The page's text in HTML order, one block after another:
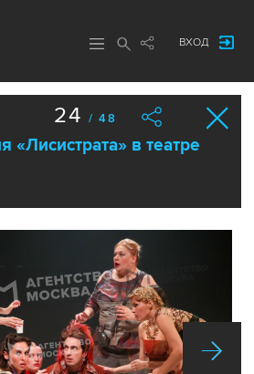
ВХОД
«Лисистрата» в театре
24 / 48